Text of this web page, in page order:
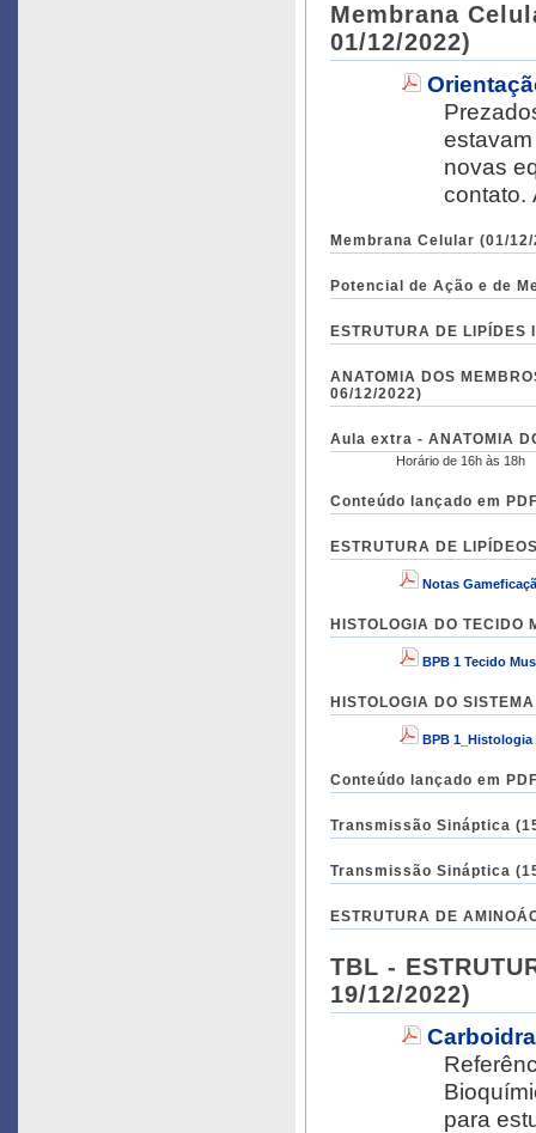
Membrana
01/12/2022)
Prezados alunos,
estavam
novas
Membrana Celular (01/
Potencial de Ação e de
ESTRUTURA DE
ANATOMIA DOS
06/12/2022)
Aula extra -
Horário de 16h às 18h
Conteúdo lançado em
ESTRUTURA DE
Notas
BPB 1 Tecido
HISTOLOGIA DO
BPB
Conteúdo lançado em
Transmissão Sináptica
Transmissão Sináptica
ESTRUTURA DE
TBL -
19/12/2022)
para